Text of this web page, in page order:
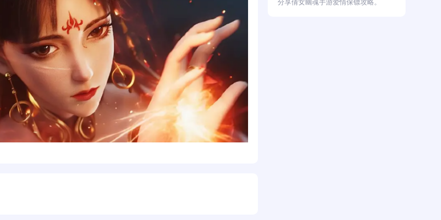
分享倩女幽魂手游爱情保镖攻略。